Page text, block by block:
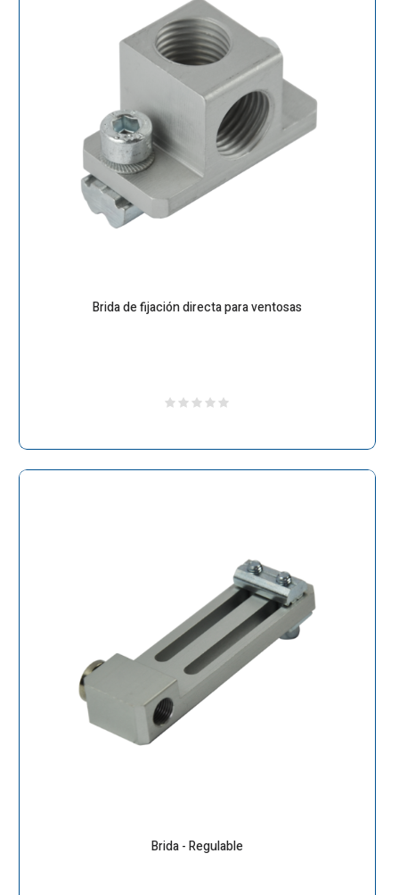
Brida de fijación directa para ventosas
Brida - Regulable